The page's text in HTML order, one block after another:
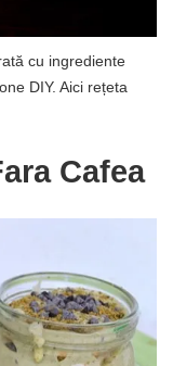
cu ingrediente
DIY. Aici rețeta
Cafea